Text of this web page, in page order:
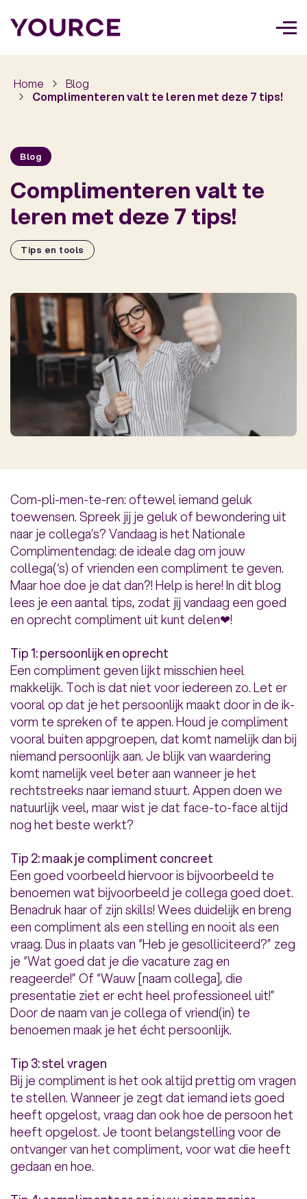
Home
Blog
Complimenteren valt te leren met deze 7 tips!
Blog
Complimenteren valt te
leren met deze 7 tips!
Tips en tools
Com-pli-men-te-ren: oftewel iemand geluk
toewensen. Spreek jij je geluk of bewondering uit
naar je collega’s? Vandaag is het Nationale
Complimentendag: de ideale dag om jouw
collega(‘s) of vrienden een compliment te geven.
Maar hoe doe je dat dan?! Help is here! In dit blog
lees je een aantal tips, zodat jij vandaag een goed
en oprecht compliment uit kunt delen❤!
Tip 1: persoonlijk en oprecht
Een compliment geven lijkt misschien heel
makkelijk. Toch is dat niet voor iedereen zo. Let er
vooral op dat je het persoonlijk maakt door in de ik-
vorm te spreken of te appen. Houd je compliment
vooral buiten appgroepen, dat komt namelijk dan bij
niemand persoonlijk aan. Je blijk van waardering
komt namelijk veel beter aan wanneer je het
rechtstreeks naar iemand stuurt. Appen doen we
natuurlijk veel, maar wist je dat face-to-face altijd
nog het beste werkt?
Tip 2: maak je compliment concreet
Een goed voorbeeld hiervoor is bijvoorbeeld te
benoemen wat bijvoorbeeld je collega goed doet.
Benadruk haar of zijn skills! Wees duidelijk en breng
een compliment als een stelling en nooit als een
vraag. Dus in plaats van “Heb je gesolliciteerd?” zeg
je “Wat goed dat je die vacature zag en
reageerde!” Of “Wauw [naam collega], die
presentatie ziet er echt heel professioneel uit!”
Door de naam van je collega of vriend(in) te
benoemen maak je het écht persoonlijk.
Tip 3: stel vragen
Bij je compliment is het ook altijd prettig om vragen
te stellen. Wanneer je zegt dat iemand iets goed
heeft opgelost, vraag dan ook hoe de persoon het
heeft opgelost. Je toont belangstelling voor de
ontvanger van het compliment, voor wat die heeft
gedaan en hoe.